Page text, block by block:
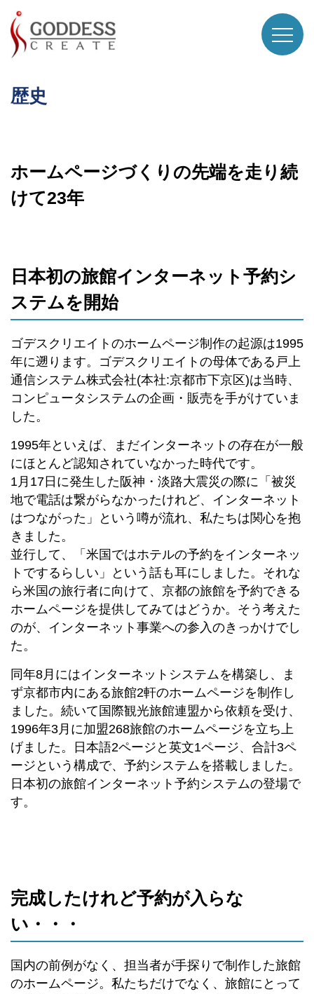
歴史
ホームページづくりの先端を走り続
けて23年
日本初の旅館インターネット予約シ
ステムを開始
ゴデスクリエイトのホームページ制作の起源は1995
年に遡ります。ゴデスクリエイトの母体である戸上
通信システム株式会社(本社:京都市下京区)は当時、
コンピュータシステムの企画・販売を手がけていま
した。
1995年といえば、まだインターネットの存在が一般
にほとんど認知されていなかった時代です。
1月17日に発生した阪神・淡路大震災の際に「被災
地で電話は繋がらなかったけれど、インターネット
はつながった」という噂が流れ、私たちは関心を抱
きました。
並行して、「米国ではホテルの予約をインターネッ
トでするらしい」という話も耳にしました。それな
ら米国の旅行者に向けて、京都の旅館を予約できる
ホームページを提供してみてはどうか。そう考えた
のが、インターネット事業への参入のきっかけでし
た。
同年8月にはインターネットシステムを構築し、ま
ず京都市内にある旅館2軒のホームページを制作し
ました。続いて国際観光旅館連盟から依頼を受け、
1996年3月に加盟268旅館のホームページを立ち上
げました。日本語2ページと英文1ページ、合計3ペ
ージという構成で、予約システムを搭載しました。
日本初の旅館インターネット予約システムの登場で
す。
完成したけれど予約が入らな
い・・・
国内の前例がなく、担当者が手探りで制作した旅館
のホームページ。私たちだけでなく、旅館にとって